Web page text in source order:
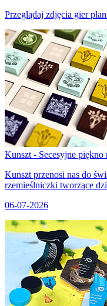
Przeglądaj zdjęcia gier
Kunszt - Secesyjne piękno
Kunszt przenosi nas do
rzemieślniczki tworzące
06-07-2026